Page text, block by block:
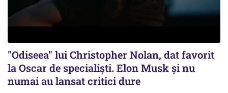
"Odiseea" lui Christopher Nolan, dat favorit
la Oscar de specialişti. Elon Musk şi nu
numai au lansat critici dure